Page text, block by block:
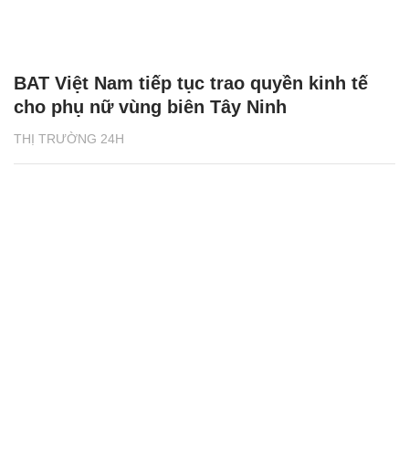
THỊ TRƯỜNG 24H
BAT Việt Nam tiếp tục trao quyền kinh tế
cho phụ nữ vùng biên Tây Ninh